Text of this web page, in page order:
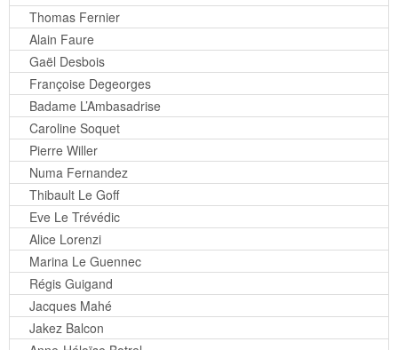
Thomas Fernier
Alain Faure
Gaël Desbois
Françoise Degeorges
Badame L’Ambasadrise
Caroline Soquet
Pierre Willer
Numa Fernandez
Thibault Le Goff
Eve Le Trévédic
Alice Lorenzi
Marina Le Guennec
Régis Guigand
Jacques Mahé
Jakez Balcon